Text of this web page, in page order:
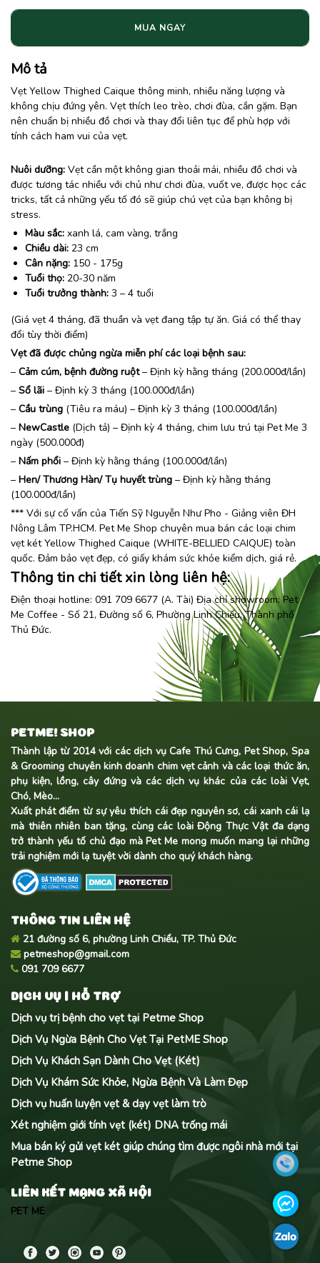
MUA NGAY
Mô tả
Vẹt Yellow Thighed Caique thông minh, nhiều năng lượng và
không chịu đứng yên. Vẹt thích leo trèo, chơi đùa, cắn gặm. Bạn
nên chuẩn bị nhiều đồ chơi và thay đổi liên tục để phù hợp với
tính cách ham vui của vẹt.
Nuôi dưỡng: Vẹt cần một không gian thoải mái, nhiều đồ chơi và
được tương tác nhiều với chủ như chơi đùa, vuốt ve, được học các
tricks, tất cả những yếu tố đó sẽ giúp chú vẹt của bạn không bị
stress.
Màu sắc: xanh lá, cam vàng, trắng
Chiều dài: 23 cm
Cân nặng: 150 - 175g
Tuổi thọ: 20-30 năm
Tuổi trưởng thành: 3 – 4 tuổi
(Giá vẹt 4 tháng, đã thuần và vẹt đang tập tự ăn. Giá có thể thay
đổi tùy thời điểm)
Vẹt đã được chủng ngừa miễn phí các loại bệnh sau:
– Cảm cúm, bệnh đường ruột– Định kỳ hằng tháng (200.000đ/lần)
– Sổ lãi – Định kỳ 3 tháng (100.000đ/lần)
– Cầu trùng (Tiêu ra máu) – Định kỳ 3 tháng (100.000đ/lần)
– NewCastle (Dịch tả) – Định kỳ 4 tháng, chim lưu trú tại Pet Me 3
ngày (500.000đ)
– Nấm phổi – Định kỳ hằng tháng (100.000đ/lần)
– Hen/ Thương Hàn/ Tụ huyết trùng – Định kỳ hằng tháng
(100.000đ/lần)
*** Với sự cố vấn của Tiến Sỹ Nguyễn Như Pho - Giảng viên ĐH
Nông Lâm TP.HCM. Pet Me Shop chuyên mua bán các loại chim
vẹt két Yellow Thighed Caique (WHITE-BELLIED CAIQUE) toàn
quốc. Đảm bảo vẹt đẹp, có giấy khám sức khỏe kiểm dịch, giá rẻ.
Thông tin chi tiết xin lòng liên hệ:
Điện thoại hotline: 091 709 6677 (A. Tài) Địa chỉ showroom:Pet
Me Coffee - Số 21, Đường số 6, Phường Linh Chiểu, Thành phố
Thủ Đức.
PETME! SHOP
Thành lập từ 2014 với các dịch vụ Cafe Thú Cưng, Pet Shop, Spa
& Grooming chuyên kinh doanh chim vẹt cảnh và các loại thức ăn,
phụ kiện, lồng, cây đứng và các dịch vụ khác của các loài Vẹt,
Chó, Mèo...
Xuất phát điểm từ sự yêu thích cái đẹp nguyên sơ, cái xanh cái lạ
mà thiên nhiên ban tặng, cùng các loài Động Thực Vật đa dạng
trở thành yếu tố chủ đạo mà Pet Me mong muốn mang lại những
trải nghiệm mới lạ tuyệt vời dành cho quý khách hàng.
THÔNG TIN LIÊN HỆ
21 đường số 6, phường Linh Chiểu, TP. Thủ Đức
petmeshop@gmail.com
091 709 6677
DỊCH VỤ | HỖ TRỢ
Dịch vụ trị bệnh cho vẹt tại Petme Shop
Dịch Vụ Ngừa Bệnh Cho Vẹt Tại PetME Shop
Dịch Vụ Khách Sạn Dành Cho Vẹt (Két)
Dịch Vụ Khám Sức Khỏe, Ngừa Bệnh Và Làm Đẹp
Dịch vụ huấn luyện vẹt & dạy vẹt làm trò
Xét nghiệm giới tính vẹt (két) DNA trống mái
Mua bán ký gửi vẹt két giúp chúng tìm được ngôi nhà mới tại
Petme Shop
LIÊN KẾT MẠNG XÃ HỘI
PET ME